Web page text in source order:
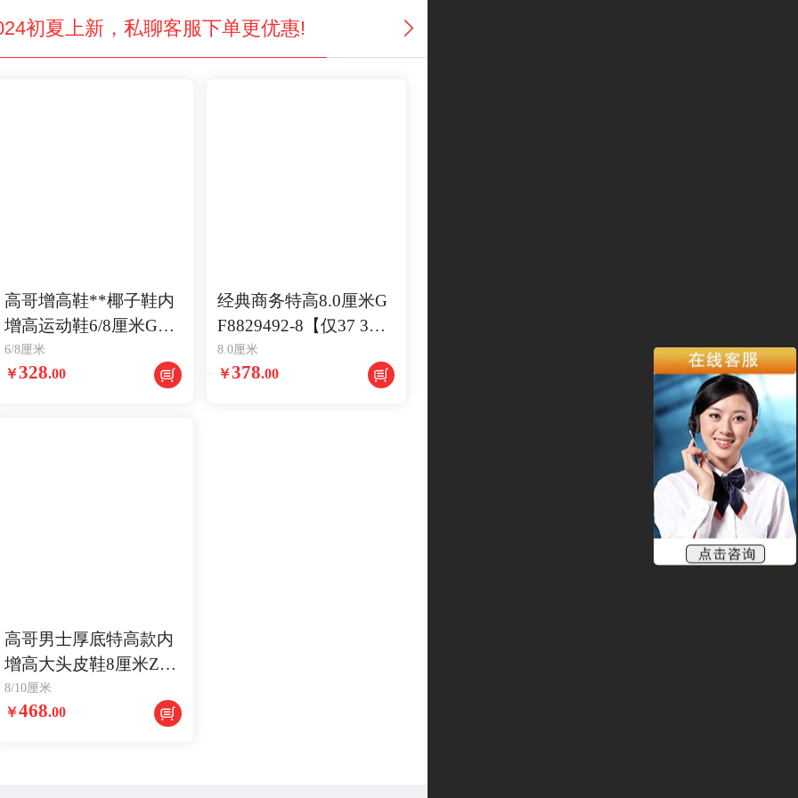
初夏上新，私聊客服下单更优惠!
高哥增高鞋**椰子鞋内
增高运动鞋6/8厘米GF0
723495【仅37码】
6/8厘米
￥328.00
经典商务特高8.0厘米G
F8829492-8【仅37 38 4
1 43码】
8.0厘米
￥378.00
高哥男士厚底特高款内
增高大头皮鞋8厘米ZA0
529211-8【仅37 39 40
码】
8/10厘米
￥468.00